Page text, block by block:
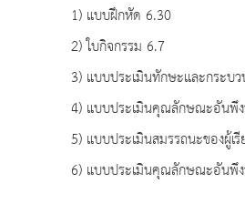
1) แบบฝึกหัด 6.30
2) ใบกิจกรรม 6.7
3) แบบประเมินทักษะและกระบ
4) แบบประเมินคุณลักษณะอันพึ
5) แบบประเมินสมรรถนะของผู้เ
6) แบบประเมินคุณลักษณะอันพึ